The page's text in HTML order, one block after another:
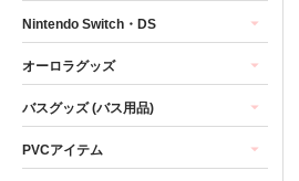
Nintendo Switch・DS
オーロラグッズ
バスグッズ (バス用品)
PVCアイテム